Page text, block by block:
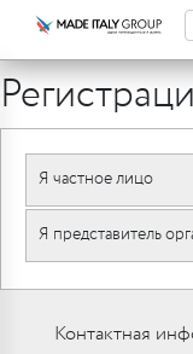
Я частное лицо
Я представитель
Контактная